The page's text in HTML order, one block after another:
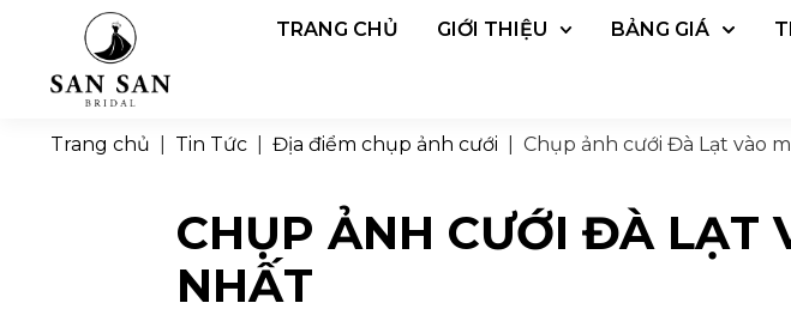
TRANG CHỦ GIỚI THIỆU BẢNG GIÁ
Trang chủ Tin Tức Địa điểm chụp ảnh cưới Chụp ảnh cưới Đà Lạt vào
CHỤP ẢNH CƯỚI ĐÀ LẠT
NHẤT